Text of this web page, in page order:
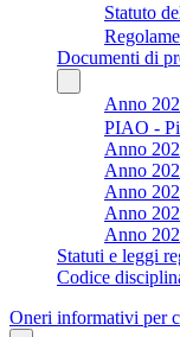
Statuto
Documenti di
Anno
PIAO -
Anno
Anno
Anno
Anno
Anno
Statuti e leggi
Codice
Oneri informativi per